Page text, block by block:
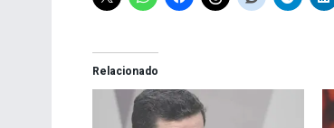
Relacionado